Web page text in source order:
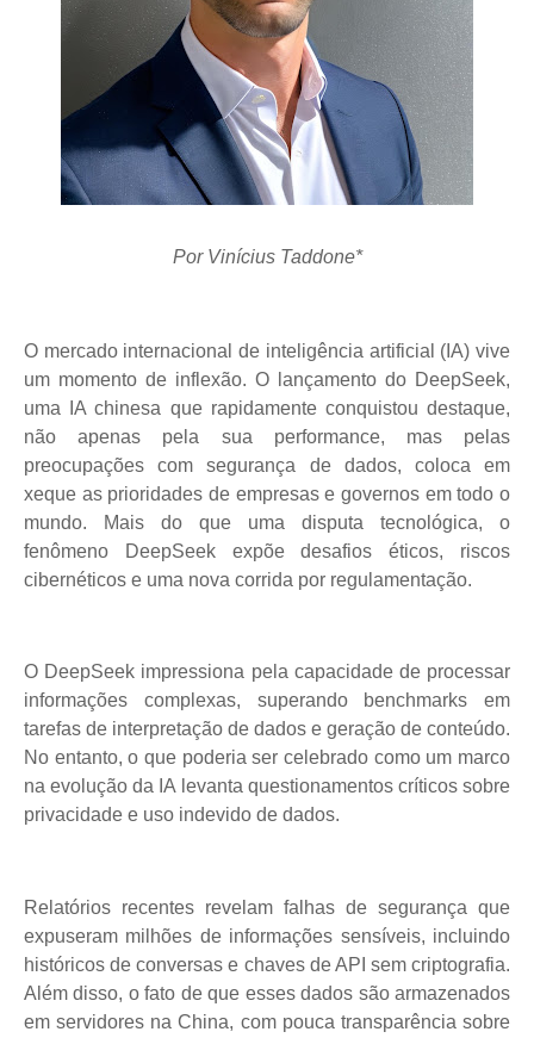
Por Vinícius Taddone*
O mercado internacional de inteligência artificial (IA) vive
um momento de inflexão. O lançamento do DeepSeek,
uma IA chinesa que rapidamente conquistou destaque,
não apenas pela sua performance, mas pelas
preocupações com segurança de dados, coloca em
xeque as prioridades de empresas e governos em todo o
mundo. Mais do que uma disputa tecnológica, o
fenômeno DeepSeek expõe desafios éticos, riscos
cibernéticos e uma nova corrida por regulamentação.
O DeepSeek impressiona pela capacidade de processar
informações complexas, superando benchmarks em
tarefas de interpretação de dados e geração de conteúdo.
No entanto, o que poderia ser celebrado como um marco
na evolução da IA levanta questionamentos críticos sobre
privacidade e uso indevido de dados.
Relatórios recentes revelam falhas de segurança que
expuseram milhões de informações sensíveis, incluindo
históricos de conversas e chaves de API sem criptografia.
Além disso, o fato de que esses dados são armazenados
em servidores na China, com pouca transparência sobre